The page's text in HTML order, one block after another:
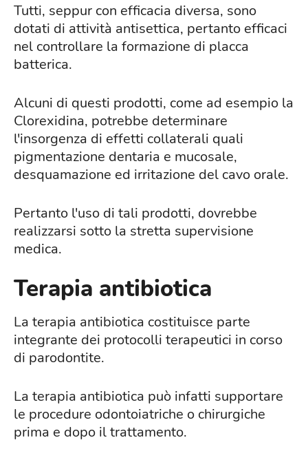
Tutti, seppur con efficacia diversa, sono
dotati di attività antisettica, pertanto efficaci
nel controllare la formazione di placca
batterica.
Alcuni di questi prodotti, come ad esempio la
Clorexidina, potrebbe determinare
l'insorgenza di effetti collaterali quali
pigmentazione dentaria e mucosale,
desquamazione ed irritazione del cavo orale.
Pertanto l'uso di tali prodotti, dovrebbe
realizzarsi sotto la stretta supervisione
medica.
Terapia antibiotica
La terapia antibiotica costituisce parte
integrante dei protocolli terapeutici in corso
di parodontite.
La terapia antibiotica può infatti supportare
le procedure odontoiatriche o chirurgiche
prima e dopo il trattamento.